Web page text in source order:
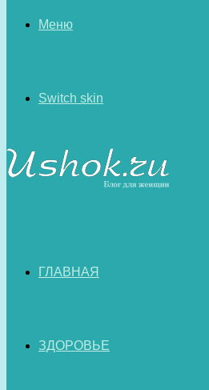
Меню
Switch skin
ГЛАВНАЯ
ЗДОРОВЬЕ